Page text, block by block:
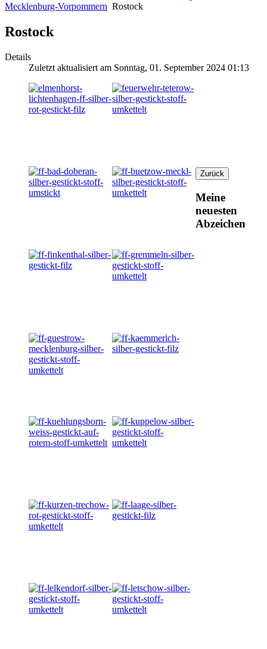
Mecklenburg-Vorpommern Rostock
Rostock
Details
Zuletzt aktualisiert am Sonntag, 01. September 2024 01:13
Meine
neuesten
Abzeichen